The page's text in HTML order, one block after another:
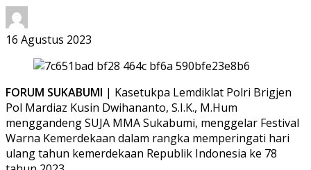
16 Agustus 2023
FORUM SUKABUMI | Kasetukpa Lemdiklat Polri Brigjen
Pol Mardiaz Kusin Dwihananto, S.I.K., M.Hum
menggandeng SUJA MMA Sukabumi, menggelar Festival
Warna Kemerdekaan dalam rangka memperingati hari
ulang tahun kemerdekaan Republik Indonesia ke 78